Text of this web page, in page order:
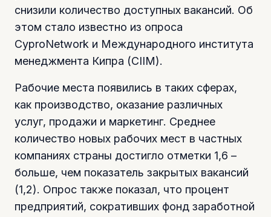
снизили количество доступных вакансий. Об
этом стало известно из опроса
CyproNetwork и Международного института
менеджмента Кипра (CIIM).
Рабочие места появились в таких сферах,
как производство, оказание различных
услуг, продажи и маркетинг. Среднее
количество новых рабочих мест в частных
компаниях страны достигло отметки 1,6 –
больше, чем показатель закрытых вакансий
(1,2). Опрос также показал, что процент
предприятий, сокративших фонд заработной